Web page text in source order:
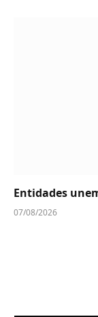
Entidades
07/08/2026